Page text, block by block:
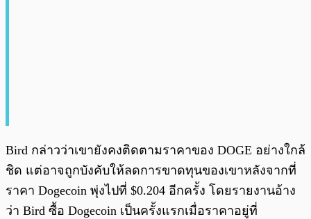
Bird กล่าวว่าเขายังคงติดตามราคาของ DOGE อย่างใกล้
ชิด แต่อาจถูกบังคับให้ลดการขาดทุนของเขาหลังจากที่
ราคา Dogecoin พุ่งไปที่ $0.204 อีกครั้ง โดยรายงานอ้าง
ว่า Bird ซื้อ Dogecoin เป็นครั้งแรกเมื่อราคาอยู่ที่